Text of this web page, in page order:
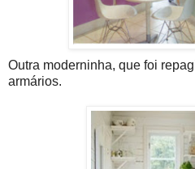
Outra moderninha, que foi
armários.